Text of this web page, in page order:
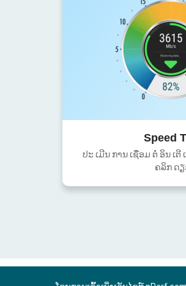
Speed
ປະ ເມີນ ການ ເຊື່ອມ ຕໍ່ ອິນ ເຕີ
ຄລິກ ດຽ